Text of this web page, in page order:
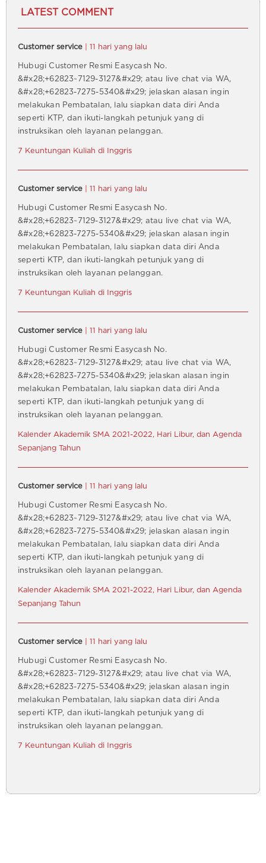
LATEST COMMENT
Customer service | 11 hari yang lalu
Hubugi Customer Resmi Easycash No.
&#x28;+62823~7129-3127&#x29; atau live chat via WA,
&#x28;+62823-7275-5340&#x29; jelaskan alasan ingin
melakukan Pembatalan, lalu siapkan data diri Anda
seperti KTP, dan ikuti-langkah petunjuk yang di
instruksikan oleh layanan pelanggan.
7 Keuntungan Kuliah di Inggris
Customer service | 11 hari yang lalu
Hubugi Customer Resmi Easycash No.
&#x28;+62823~7129-3127&#x29; atau live chat via WA,
&#x28;+62823-7275-5340&#x29; jelaskan alasan ingin
melakukan Pembatalan, lalu siapkan data diri Anda
seperti KTP, dan ikuti-langkah petunjuk yang di
instruksikan oleh layanan pelanggan.
7 Keuntungan Kuliah di Inggris
Customer service | 11 hari yang lalu
Hubugi Customer Resmi Easycash No.
&#x28;+62823~7129-3127&#x29; atau live chat via WA,
&#x28;+62823-7275-5340&#x29; jelaskan alasan ingin
melakukan Pembatalan, lalu siapkan data diri Anda
seperti KTP, dan ikuti-langkah petunjuk yang di
instruksikan oleh layanan pelanggan.
Kalender Akademik SMA 2021-2022, Hari Libur, dan Agenda
Sepanjang Tahun
Customer service | 11 hari yang lalu
Hubugi Customer Resmi Easycash No.
&#x28;+62823~7129-3127&#x29; atau live chat via WA,
&#x28;+62823-7275-5340&#x29; jelaskan alasan ingin
melakukan Pembatalan, lalu siapkan data diri Anda
seperti KTP, dan ikuti-langkah petunjuk yang di
instruksikan oleh layanan pelanggan.
Kalender Akademik SMA 2021-2022, Hari Libur, dan Agenda
Sepanjang Tahun
Customer service | 11 hari yang lalu
Hubugi Customer Resmi Easycash No.
&#x28;+62823~7129-3127&#x29; atau live chat via WA,
&#x28;+62823-7275-5340&#x29; jelaskan alasan ingin
melakukan Pembatalan, lalu siapkan data diri Anda
seperti KTP, dan ikuti-langkah petunjuk yang di
instruksikan oleh layanan pelanggan.
7 Keuntungan Kuliah di Inggris